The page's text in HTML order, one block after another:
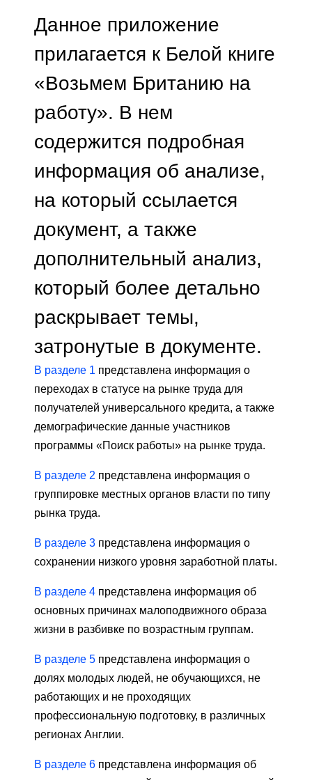
Данное приложение
прилагается к Белой книге
«Возьмем Британию на
работу». В нем
содержится подробная
информация об анализе,
на который ссылается
документ, а также
дополнительный анализ,
который более детально
раскрывает темы,
затронутые в документе.
В разделе 1 представлена ​​информация о
переходах в статусе на рынке труда для
получателей универсального кредита, а также
демографические данные участников
программы «Поиск работы» на рынке труда.
В разделе 2 представлена ​​информация о
группировке местных органов власти по типу
рынка труда.
В разделе 3 представлена ​​информация о
сохранении низкого уровня заработной платы.
В разделе 4 представлена ​​информация об
основных причинах малоподвижного образа
жизни в разбивке по возрастным группам.
В разделе 5 представлена ​​информация о
долях молодых людей, не обучающихся, не
работающих и не проходящих
профессиональную подготовку, в различных
регионах Англии.
В разделе 6 представлена ​​информация об